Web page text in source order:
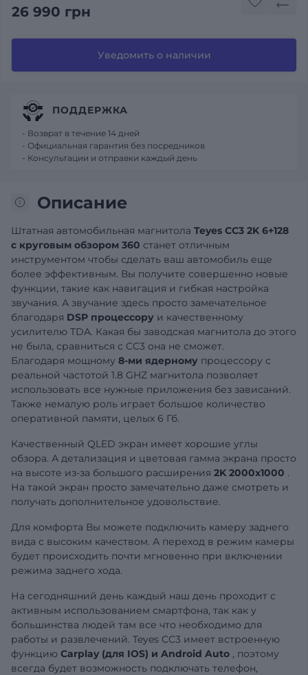
26 990 грн
Уведомить о наличии
Описание
Штатная автомобильная магнитола Teyes CC3 2K 6+128
с круговым обзором 360 станет отличным
инструментом чтобы сделать ваш автомобиль еще
более эффективным. Вы получите совершенно новые
функции, такие как навигация и гибкая настройка
звучания. А звучание здесь просто замечательное
благодаря DSP процессору и качественному
усилителю TDA. Какая бы заводская магнитола до этого
не была, сравниться с CC3 она не сможет.
Благодаря мощному 8-ми ядерному процессору с
реальной частотой 1.8 GHZ магнитола позволяет
использовать все нужные приложения без зависаний.
Также немалую роль играет большое количество
оперативной памяти, целых 6 Гб.
Качественный QLED экран имеет хорошие углы
обзора. А детализация и цветовая гамма экрана просто
на высоте из-за большого расширения 2K 2000x1000 .
На такой экран просто замечательно даже смотреть и
получать дополнительное удовольствие.
Для комфорта Вы можете подключить камеру заднего
вида с высоким качеством. А переход в режим камеры
будет происходить почти мгновенно при включении
режима заднего хода.
На сегодняшний день каждый наш день проходит с
активным использованием смартфона, так как у
большинства людей там все что необходимо для
работы и развлечений. Teyes CC3 имеет встроенную
функцию Carplay (для IOS) и Android Auto , поэтому
всегда будет возможность подключать телефон,
ПОДДЕРЖКА
- Возврат в течение 14 дней
- Официальная гарантия без посредников
- Консультации и отправки каждый день